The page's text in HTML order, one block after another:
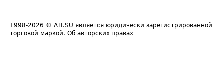
1998-2026 © ATI.SU является юридически зарегистрированной
торговой маркой. Об авторских правах